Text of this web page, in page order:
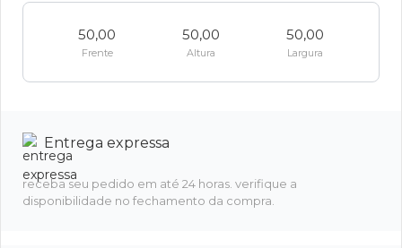
50,00
Frente
50,00
Altura
50,00
Largura
Entrega expressa
receba seu pedido em até 24 horas. verifique a
disponibilidade no fechamento da compra.